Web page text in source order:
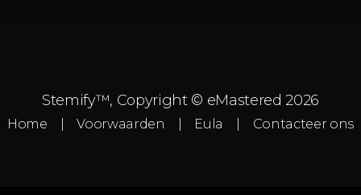
Stemify™, Copyright © eMastered 2026
Home Voorwaarden Eula Contacteer ons